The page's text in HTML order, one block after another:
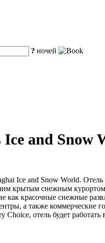
? ночей
and Snow
Ice and Snow World.
крытым снежным
как красочные снежные
а также коммерческие
отель будет